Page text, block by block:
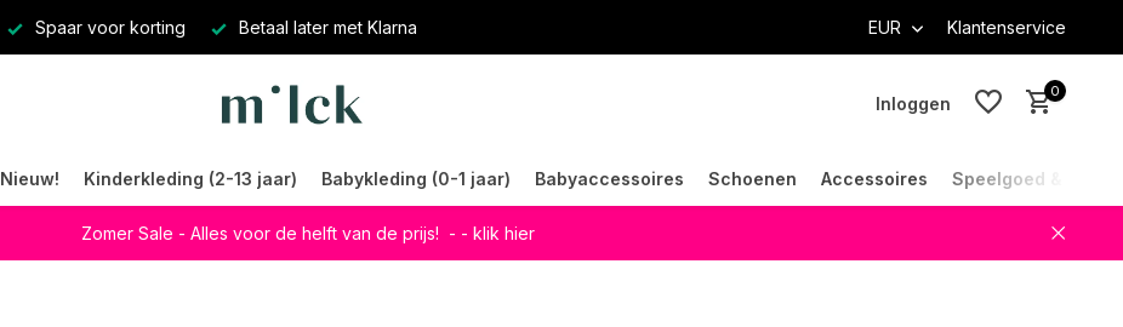
Spaar voor korting Betaal later met Klarna EUR Klantenservice
Inloggen
0
Nieuw! Kinderkleding (2-13 jaar) Babykleding (0-1 jaar) Babyaccessoires Schoenen Accessoires Speelgoed &
Zomer Sale - Alles voor de helft van de prijs! - - klik hier